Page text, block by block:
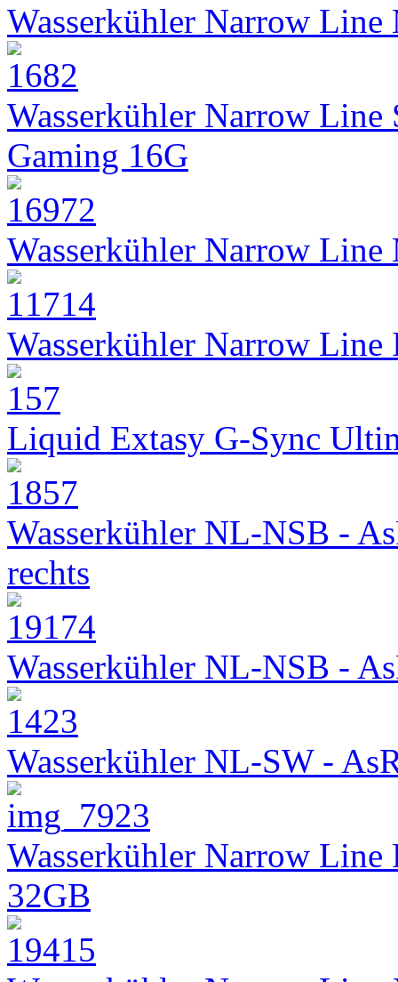
Wasserkühler Narrow
Wasserkühler Narrow
Gaming 16G
Wasserkühler Narrow
Wasserkühler Narrow
Liquid Extasy G-Sync
Wasserkühler NL-NSB -
rechts
Wasserkühler NL-NSB -
Wasserkühler NL-SW -
Wasserkühler Narrow
32GB